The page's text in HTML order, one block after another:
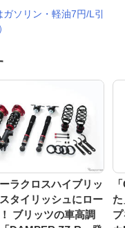
ソリン・軽油7円/L引
ーラクロスハイブリッ
タイリッシュにロー
ブリッツの車高調